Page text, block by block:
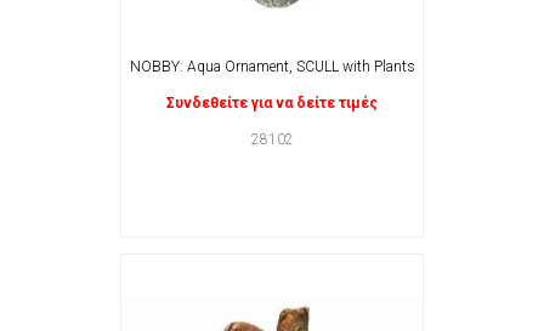
NOBBY: Aqua Ornament, SCULL with Plants
Συνδεθείτε για να δείτε τιμές
28102